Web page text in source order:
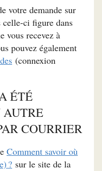
votre demande sur
celle-ci figure dans
vous recevez à
pouvez également
(connexion
ÉTÉ
AUTRE
COURRIER
Comment savoir où
? sur le site de la